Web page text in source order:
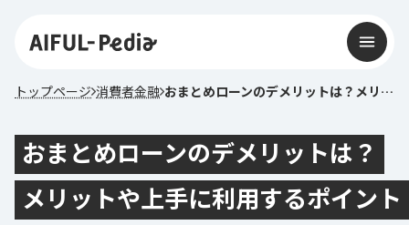
トップページ 消費者金融 おまとめローンのデメリットは？メリットや上手に利用するポイントなども解説
おまとめローンのデメリットは？
メリットや上手に利用するポイント